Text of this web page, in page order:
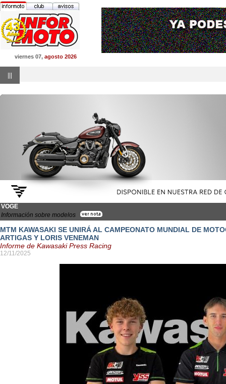
viernes 07, agosto 2026
VOGE
Información sobre modelos
MTM KAWASAKI SE UNIRÁ AL CAMPEONATO MUNDIAL DE
ARTIGAS Y LORIS VENEMAN
Informe de Kawasaki Press Racing
12/11/2025